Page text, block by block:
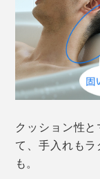
クッション性
て、手入れも
も。